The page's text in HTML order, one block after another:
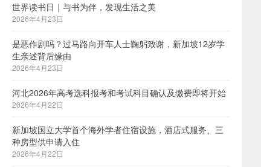
世界读书日｜与书为伴，发现生活之美
2026年4月23日
是恶作剧吗？过马路向开车人士鞠躬致谢，新加坡12岁学
生亲述背后缘由
2026年4月23日
河北2026年高考选科报考和考试科目确认及缴费即将开始
2026年4月22日
新加坡国立大学首个海外学者住宿设施，酒店式服务、三
种房型供申请入住
2026年4月22日